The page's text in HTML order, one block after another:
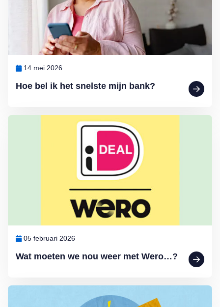
Hoe bel ik het snelste mijn bank?
14 mei 2026
Wat moeten we nou weer met Wero…?
05 februari 2026
Lees meer over Wat moeten we nou weer met Wero…?
Lees meer over Het blijft kwakkelen met de spaarrentes